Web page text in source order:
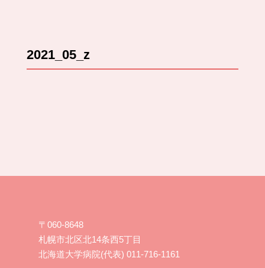
2021_05_z
〒060-8648
札幌市北区北14条西5丁目
北海道大学病院(代表) 011-716-1161